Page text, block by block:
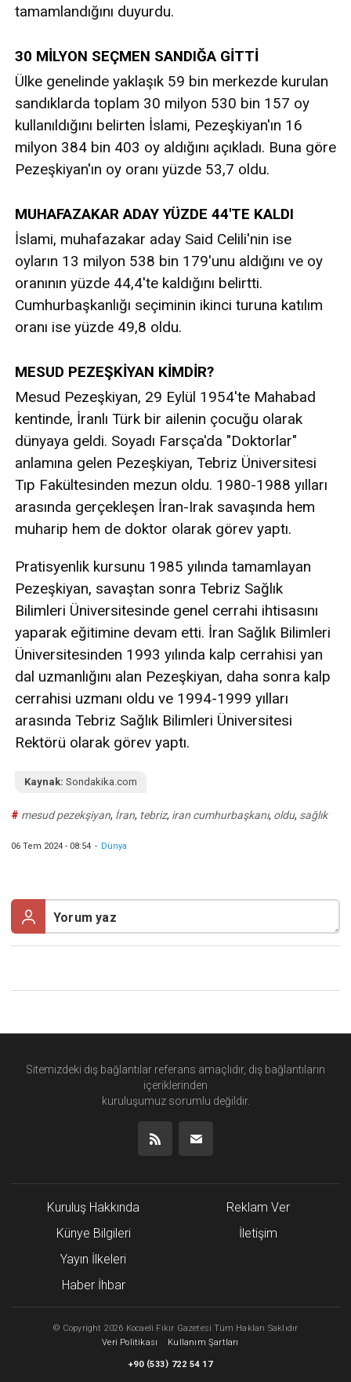
tamamlandığını duyurdu.
30 MİLYON SEÇMEN SANDIĞA GİTTİ
Ülke genelinde yaklaşık 59 bin merkezde kurulan
sandıklarda toplam 30 milyon 530 bin 157 oy
kullanıldığını belirten İslami, Pezeşkiyan'ın 16
milyon 384 bin 403 oy aldığını açıkladı. Buna göre
Pezeşkiyan'ın oy oranı yüzde 53,7 oldu.
MUHAFAZAKAR ADAY YÜZDE 44'TE KALDI
İslami, muhafazakar aday Said Celili'nin ise
oyların 13 milyon 538 bin 179'unu aldığını ve oy
oranının yüzde 44,4'te kaldığını belirtti.
Cumhurbaşkanlığı seçiminin ikinci turuna katılım
oranı ise yüzde 49,8 oldu.
MESUD PEZEŞKİYAN KİMDİR?
Mesud Pezeşkiyan, 29 Eylül 1954'te Mahabad
kentinde, İranlı Türk bir ailenin çocuğu olarak
dünyaya geldi. Soyadı Farsça'da "Doktorlar"
anlamına gelen Pezeşkiyan, Tebriz Üniversitesi
Tıp Fakültesinden mezun oldu. 1980-1988 yılları
arasında gerçekleşen İran-Irak savaşında hem
muharip hem de doktor olarak görev yaptı.
Pratisyenlik kursunu 1985 yılında tamamlayan
Pezeşkiyan, savaştan sonra Tebriz Sağlık
Bilimleri Üniversitesinde genel cerrahi ihtisasını
yaparak eğitimine devam etti. İran Sağlık Bilimleri
Üniversitesinden 1993 yılında kalp cerrahisi yan
dal uzmanlığını alan Pezeşkiyan, daha sonra kalp
cerrahisi uzmanı oldu ve 1994-1999 yılları
arasında Tebriz Sağlık Bilimleri Üniversitesi
Rektörü olarak görev yaptı.
Kaynak: Sondakika.com
# mesud pezekşiyan, İran, tebriz, iran cumhurbaşkanı, oldu, sağlık
06 Tem 2024 - 08:54 - Dünya
Sitemizdeki dış bağlantılar referans amaçlıdır, dış bağlantıların
içeriklerinden
kuruluşumuz sorumlu değildir.
Kuruluş Hakkında
Künye Bilgileri
Yayın İlkeleri
Haber İhbar
Reklam Ver
İletişim
© Copyright 2026 Kocaeli Fikir Gazetesi Tüm Hakları Saklıdır
Veri Politikası
Kullanım Şartları
+90 (533) 722 54 17